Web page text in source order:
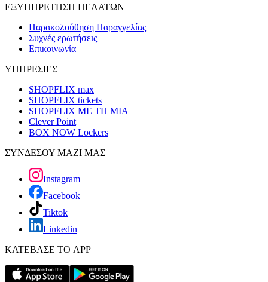
ΕΞΥΠΗΡΕΤΗΣΗ ΠΕΛΑΤΩΝ
Παρακολούθηση Παραγγελίας
Συχνές ερωτήσεις
Επικοινωνία
ΥΠΗΡΕΣΙΕΣ
SHOPFLIX max
SHOPFLIX tickets
SHOPFLIX ΜΕ ΤΗ ΜΙΑ
Clever Point
BOX NOW Lockers
ΣΥΝΔΕΣΟΥ ΜΑΖΙ ΜΑΣ
Instagram
Facebook
Tiktok
Linkedin
ΚΑΤΕΒΑΣΕ ΤΟ APP